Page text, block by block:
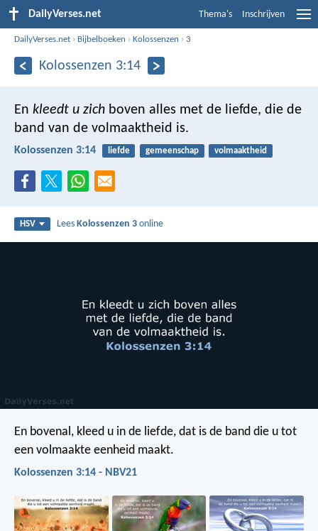
DailyVerses.net Thema's Inschrijven
DailyVerses.net › Bijbelboeken ›Kolossenzen ›3
Kolossenzen 3:14
En kleedt u zich boven alles met de liefde, die de
band van de volmaaktheid is.
Kolossenzen 3:14 liefde gemeenschap volmaaktheid
HSV LeesKolossenzen 3 online
En bovenal, kleed u in de liefde, dat is de band die u tot
een volmaakte eenheid maakt.
Kolossenzen 3:14 - NBV21